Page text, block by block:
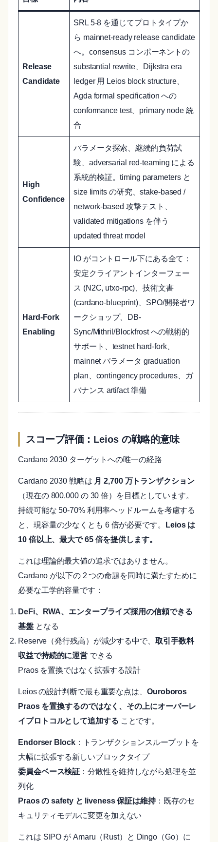
Release
Candidate
SRL 5-8 を通じてプロトタイプか
ら mainnet-ready release candidate
へ。consensus コンポーネントの
substantial rewrite、Dijkstra era
ledger 用 Leios block structure、
Agda formal specification への
conformance test、primary node 統
合
High
Confidence
パラメータ探索、継続的負荷試
験、adversarial red-teaming による
系統的検証。timing parameters と
size limits の研究、stake-based /
network-based 攻撃テスト、
validated mitigations を伴う
updated threat model
Hard-Fork
Enabling
IO がコントロール下にある全て：
安定クライアントインターフェー
ス (N2C, utxo-rpc)、技術文書
(cardano-blueprint)、SPO/開発者ワ
ークショップ、DB-
Sync/Mithril/Blockfrost への戦術的
サポート、testnet hard-fork、
mainnet パラメータ graduation
plan、contingency procedures、ガ
バナンス artifact 準備
スコープ評価：Leios の戦略的意味
Cardano 2030 ターゲットへの唯一の経路
Cardano 2030 戦略は 月 2,700 万トランザクション
（現在の 800,000 の 30 倍）を目標としています。
持続可能な 50-70% 利用率ヘッドルームを考慮する
と、現容量の少なくとも 6 倍が必要です。
Leios は
10 倍以上、最大で 65 倍を提供します。
これは理論的最大値の追求ではありません。
Cardano が以下の 2 つの命題を同時に満たすために
必要な工学的容量です：
DeFi、RWA、エンタープライズ採用の信頼できる
基盤となる
Reserve（発行残高）が減少する中で、 取引手数料
収益で持続的に運営 できる
Praos を置換ではなく拡張する設計
Leios の設計判断で最も重要な点は、 Ouroboros
Praos を置換するのではなく、その上にオーバーレ
イプロトコルとして追加する ことです。
Endorser Block：トランザクションスループットを
大幅に拡張する新しいブロックタイプ
委員会ベース検証 ：分散性を維持しながら処理を並
列化
Praos の safety と liveness 保証は維持：既存のセ
キュリティモデルに変更を加えない
これは SIPO が Amaru（Rust）と Dingo（Go）に